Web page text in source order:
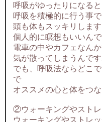
呼吸がゆったりになる
呼吸を積極的に行う事
頭も体もスッキリします
個人的に瞑想もいいんで
電車の中やカフェなん
気が散ってしまうんです
でも、呼吸法ならどこ
で
オススメの心と体をつ
②ウォーキングやスト
ウォーキングやストレ